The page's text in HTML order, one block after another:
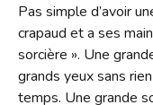
Soutenir le
Emplois
Contact
Souvenirs,
Pas simple d’avoir
crapaud et a ses
sorcière ». Une
grands yeux sans
temps. Une grande